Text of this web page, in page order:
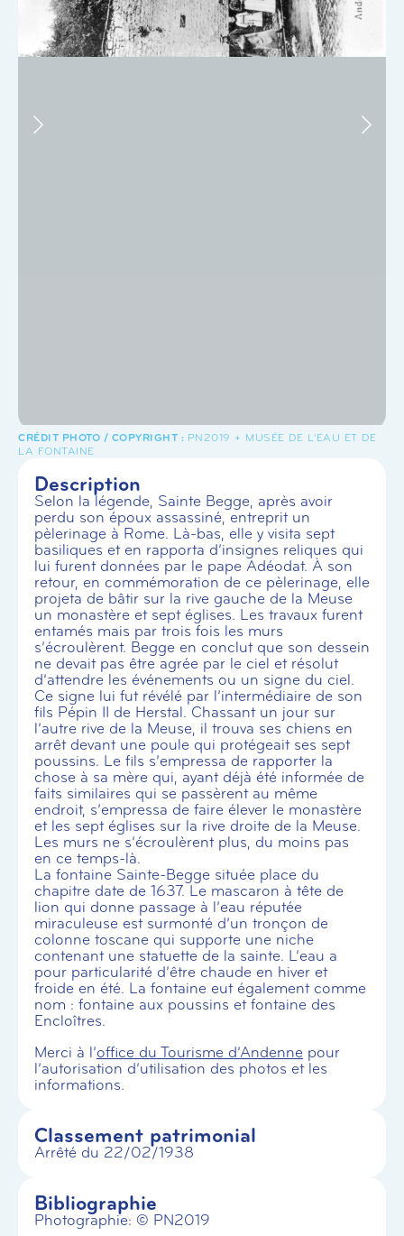
PN2019 + MUSÉE DE L'EAU ET DE
LA FONTAINE
Description
Selon la légende, Sainte Begge, après avoir
perdu son époux assassiné, entreprit un
pèlerinage à Rome. Là-bas, elle y visita sept
basiliques et en rapporta d’insignes reliques qui
lui furent données par le pape Adéodat. À son
retour, en commémoration de ce pèlerinage, elle
projeta de bâtir sur la rive gauche de la Meuse
un monastère et sept églises. Les travaux furent
entamés mais par trois fois les murs
s’écroulèrent. Begge en conclut que son dessein
ne devait pas être agrée par le ciel et résolut
d’attendre les événements ou un signe du ciel.
Ce signe lui fut révélé par l’intermédiaire de son
fils Pépin II de Herstal. Chassant un jour sur
l’autre rive de la Meuse, il trouva ses chiens en
arrêt devant une poule qui protégeait ses sept
poussins. Le fils s’empressa de rapporter la
chose à sa mère qui, ayant déjà été informée de
faits similaires qui se passèrent au même
endroit, s’empressa de faire élever le monastère
et les sept églises sur la rive droite de la Meuse.
Les murs ne s’écroulèrent plus, du moins pas
en ce temps-là.
La fontaine Sainte-Begge située place du
chapitre date de 1637. Le mascaron à tête de
lion qui donne passage à l’eau réputée
miraculeuse est surmonté d’un tronçon de
colonne toscane qui supporte une niche
contenant une statuette de la sainte. L’eau a
pour particularité d’être chaude en hiver et
froide en été. La fontaine eut également comme
nom : fontaine aux poussins et fontaine des
Encloîtres.
Merci à l’office du Tourisme d’Andenne pour
l’autorisation d’utilisation des photos et les
informations.
Classement patrimonial
Arrêté du 22/02/1938
Bibliographie
Photographie: © PN2019